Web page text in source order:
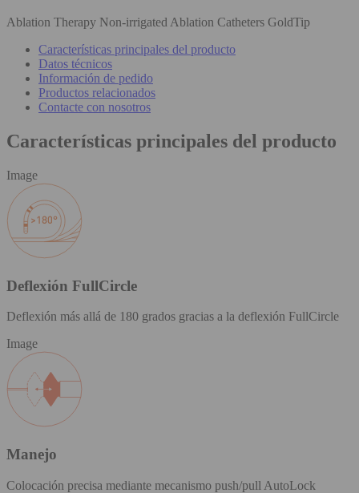
Ablation Therapy Non-irrigated Ablation Catheters GoldTip
Características principales del producto
Datos técnicos
Información de pedido
Productos relacionados
Contacte con nosotros
Características principales del producto
Image
Deflexión FullCircle
Deflexión más allá de 180 grados gracias a la deflexión FullCircle
Image
Manejo
Colocación precisa mediante mecanismo push/pull AutoLock